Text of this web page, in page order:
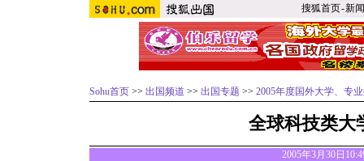
搜狐首页-新闻
Sohu首页 >> 出国频道 >> 出国专题 >> 2005年度国外大学、专
全球科技类大
2005年3月30日